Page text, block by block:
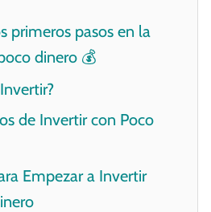
primeros pasos en la
dinero 💰
de Invertir con Poco
Empezar a Invertir